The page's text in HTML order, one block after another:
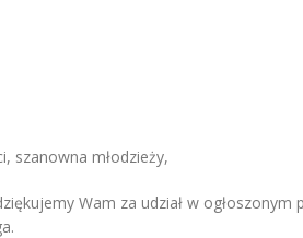
szanowna młodzieży,
Wam za udział w